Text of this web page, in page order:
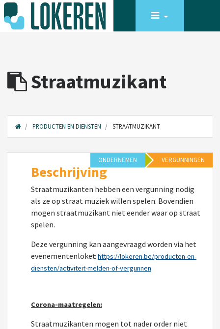
Straatmuzikant
PRODUCTEN EN DIENSTEN STRAATMUZIKANT
ONDERNEMEN VERGUNNINGEN
Beschrijving
Straatmuzikanten hebben een vergunning nodig
als ze op straat muziek willen spelen. Bovendien
mogen straatmuzikant niet eender waar op straat
spelen.
Deze vergunning kan aangevraagd worden via het
evenementenloket: https://lokeren.be/producten-en-
diensten/activiteit-melden-of-vergunnen
Corona-maatregelen:
Straatmuzikanten mogen tot nader order niet